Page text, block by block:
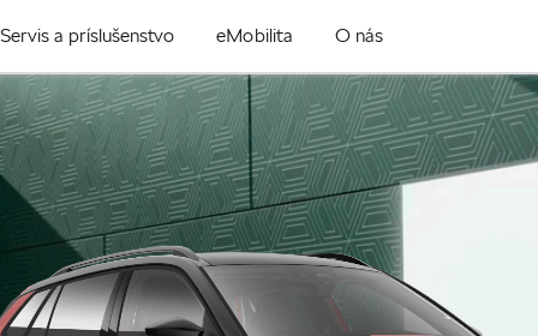
Servis a príslušenstvo eMobilita O nás